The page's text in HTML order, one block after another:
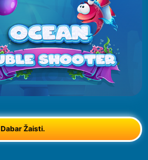
Dabar Žaisti.